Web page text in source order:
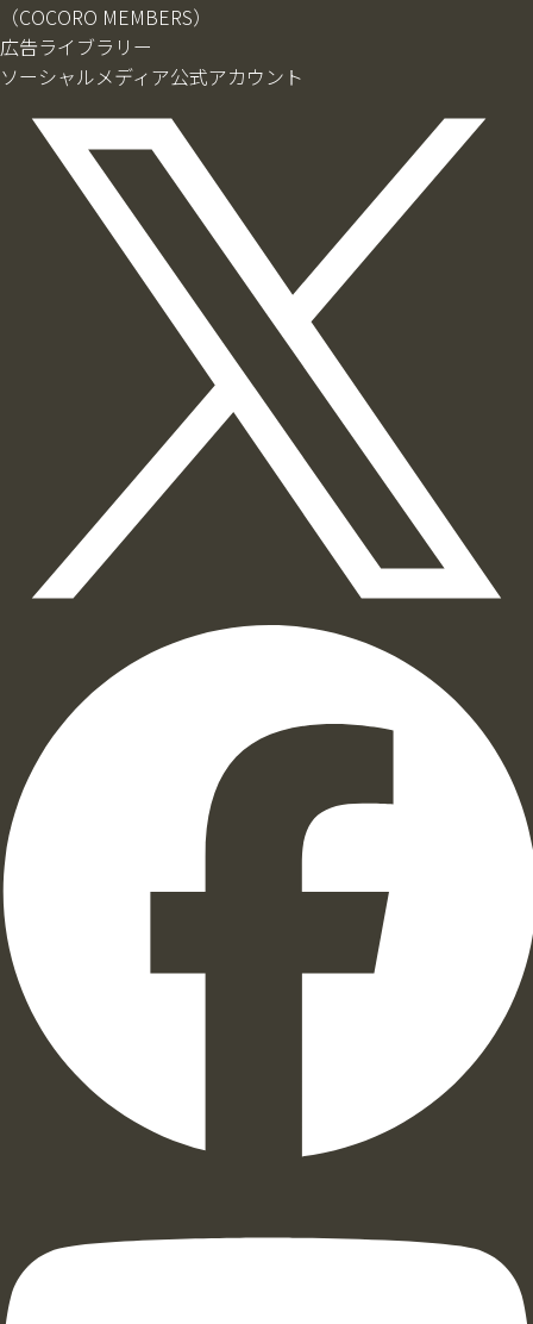
（COCORO MEMBERS）
広告ライブラリー
ソーシャルメディア公式アカウント